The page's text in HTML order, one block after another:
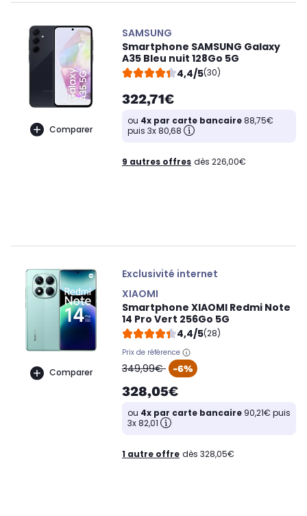
Comparer
SAMSUNG
Smartphone SAMSUNG Galaxy
A35 Bleu nuit 128Go 5G
4,4/5(30)
322,71€
ou 4x par carte bancaire88,75€
puis 3x 80,68
9 autres offres dès 226,00€
Comparer
Exclusivité internet
XIAOMI
Smartphone XIAOMI Redmi Note
14 Pro Vert 256Go 5G
4,4/5(28)
Prix de référence
oldPrice
349,99€ -6%
328,05€
ou 4x par carte bancaire 90,21€ puis
3x 82,01
1 autre offre dès 328,05€